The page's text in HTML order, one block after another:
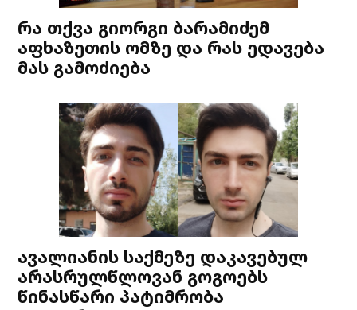
რა თქვა გიორგი ბარამიძემ
აფხაზეთის ომზე და რას ედავება
მას გამოძიება
ავალიანის საქმეზე დაკავებულ
არასრულწლოვან გოგოებს
წინასწარი პატიმრობა